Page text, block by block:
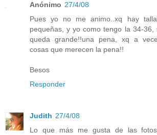
Anónimo 27/4/08
Pues yo no me animo..xq hay
pequeñas, y yo como tengo la 34-36,
queda grande!!una pena, xq a
cosas que merecen la pena!!
Besos
Responder
Judith 27/4/08
Lo que más me gusta de las